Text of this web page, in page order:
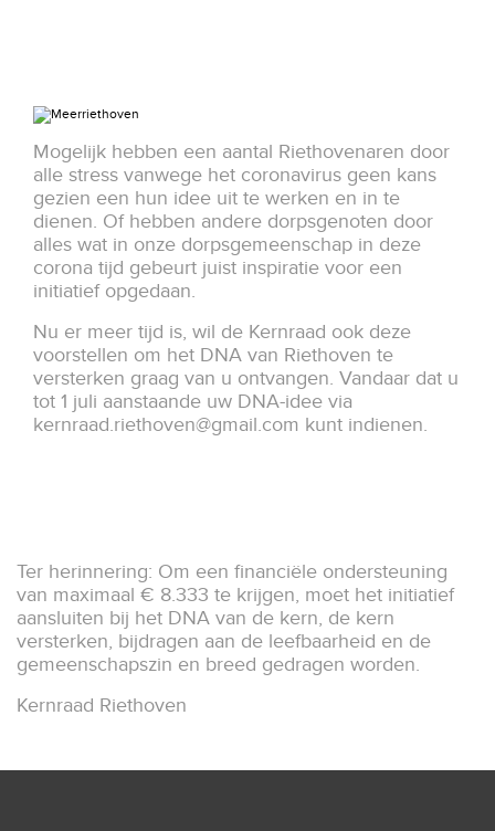
Mogelijk hebben een aantal Riethovenaren door
alle stress vanwege het coronavirus geen kans
gezien een hun idee uit te werken en in te
dienen. Of hebben andere dorpsgenoten door
alles wat in onze dorpsgemeenschap in deze
corona tijd gebeurt juist inspiratie voor een
initiatief opgedaan.
Nu er meer tijd is, wil de Kernraad ook deze
voorstellen om het DNA van Riethoven te
versterken graag van u ontvangen. Vandaar dat u
tot 1 juli aanstaande uw DNA-idee via
kernraad.riethoven@gmail.com kunt indienen.
Ter herinnering: Om een financiële ondersteuning
van maximaal € 8.333 te krijgen, moet het initiatief
aansluiten bij het DNA van de kern, de kern
versterken, bijdragen aan de leefbaarheid en de
gemeenschapszin en breed gedragen worden.
Kernraad Riethoven